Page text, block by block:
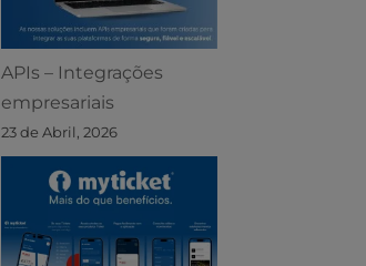
APIs – Integrações
empresariais
23 de Abril, 2026